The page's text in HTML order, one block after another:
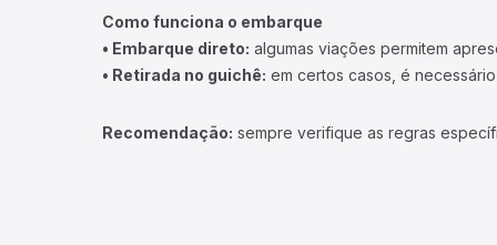
Como funciona o embarque
• Embarque direto: algumas viações permitem
• Retirada no guichê: em certos casos, é
Recomendação: sempre verifique as regras